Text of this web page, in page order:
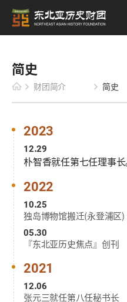
简史
财团简介 简史
2023
12.29
朴智香就任第七任理事长
2022
10.25
独岛博物馆搬迁(永登浦区)
05.30
『东北亚历史焦点』创刊
2021
12.06
张元三就任第八任秘书长